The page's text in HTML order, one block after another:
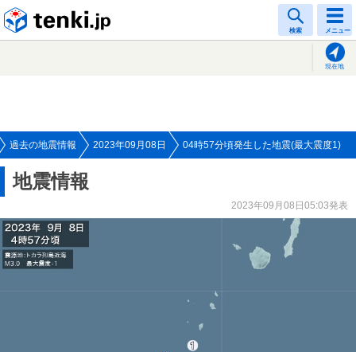
検索 メニュー
現在地
過去の地震情報 2023年09月08日 04時57分頃発生した地震(最大震度1)
地震情報
2023年09月08日05:03発表